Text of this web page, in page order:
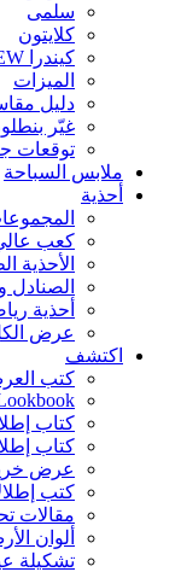
سلمى
كلايتون
كيندرا
الميزات
دليل
غيّر
توقعات
ملابس السباحة
أحذية
كعب
الأحذية
الصنادل
أحذية
عرض
اكتشف
كتب
كتاب
كتاب
عرض خريف
كتب
مقالات
ألوان
تشكيلة